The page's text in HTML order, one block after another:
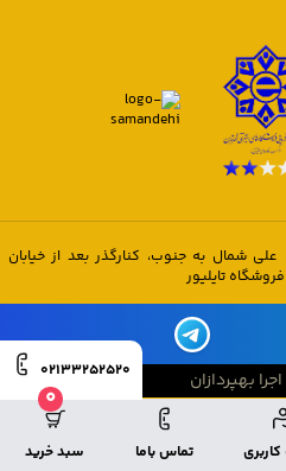
تماس باما
0
سبد خرید
02133252520
علی شمال به جنوب، کنارگذر بعد از خیابان
بهپردازان
بهپردازان